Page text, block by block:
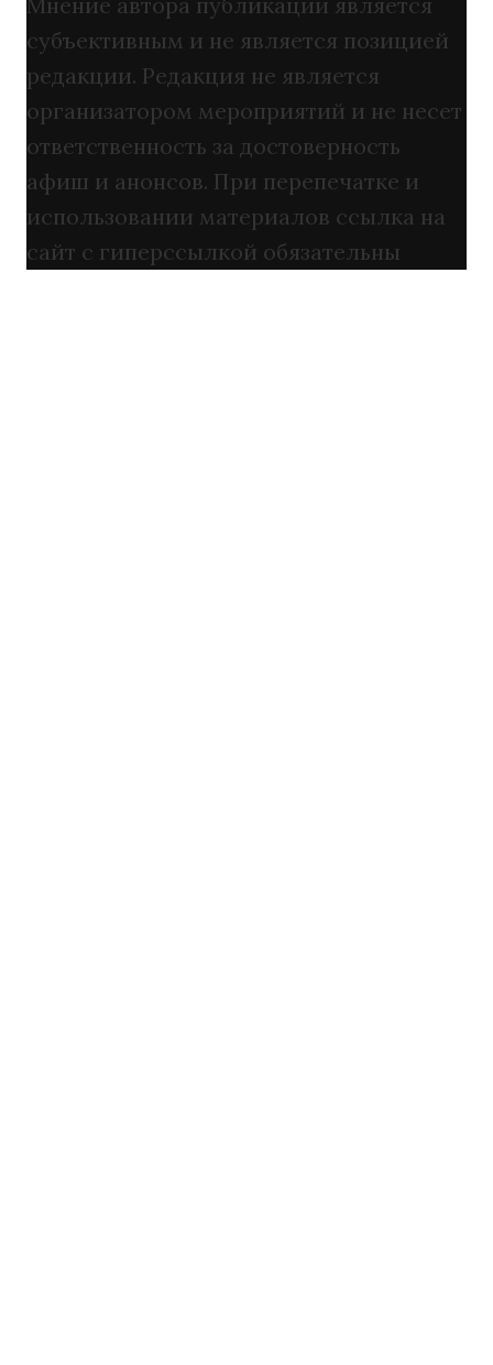
субъективным и не является позицией
редакции. Редакция не является
организатором мероприятий и не несет
ответственность за достоверность
афиш и анонсов. При перепечатке и
использовании материалов ссылка на
сайт с гиперссылкой обязательны